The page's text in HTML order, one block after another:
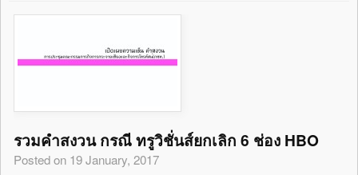
รวมคำสงวน กรณี ทรูวิชั่นส์ยกเลิก 6 ช่อง HBO
Posted on 19 January, 2017